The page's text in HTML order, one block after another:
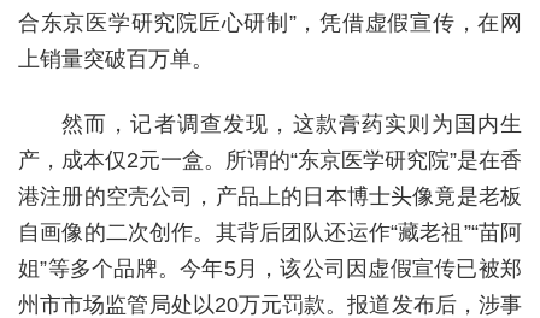
合东京医学研究院匠心研制”，凭借虚假宣传，在网
上销量突破百万单。
然而，记者调查发现，这款膏药实则为国内生
产，成本仅2元一盒。所谓的“东京医学研究院”是在香
港注册的空壳公司，产品上的日本博士头像竟是老板
自画像的二次创作。其背后团队还运作“藏老祖”“苗阿
姐”等多个品牌。今年5月，该公司因虚假宣传已被郑
州市市场监管局处以20万元罚款。报道发布后，涉事